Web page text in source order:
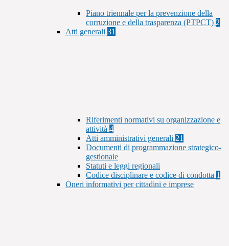
Piano triennale per la prevenzione della
corruzione e della trasparenza (PTPCT) 2
Atti generali 31
Riferimenti normativi su organizzazione e
attività 4
Atti amministrativi generali 21
Documenti di programmazione strategico-
gestionale
Statuti e leggi regionali
Codice disciplinare e codice di condotta 1
Oneri informativi per cittadini e imprese